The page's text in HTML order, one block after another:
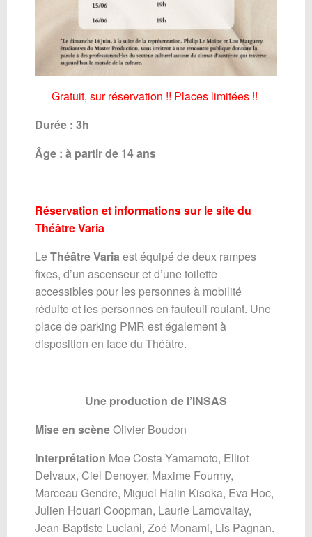
Gratuit, sur réservation !! Places limitées !!
Durée : 3h
Âge : à partir de 14 ans
Réservation et informations sur le site du
Théâtre Varia
Le Théâtre Varia est équipé de deux rampes
fixes, d’un ascenseur et d’une toilette
accessibles pour les personnes à mobilité
réduite et les personnes en fauteuil roulant. Une
place de parking PMR est également à
disposition en face du Théâtre.
Une production de l’INSAS
Mise en scèneOlivier Boudon
Interprétation Moe Costa Yamamoto, Elliot
Delvaux, Ciel Denoyer, Maxime Fourmy,
Marceau Gendre, Miguel Halin Kisoka, Eva Hoc,
Julien Houari Coopman, Laurie Lamovaltay,
Jean-Baptiste Luciani, Zoé Monami, Lis Pagnan.